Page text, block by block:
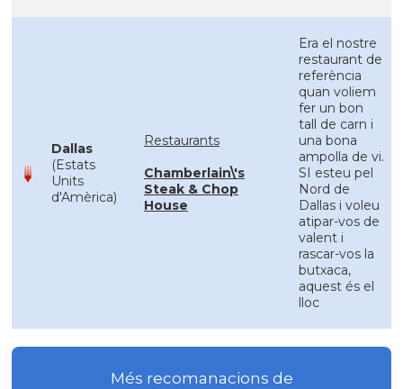
Dallas
(Estats
Units
d'Amèrica)
Restaurants
Chamberlain\'s
Steak & Chop
House
Era el nostre
restaurant de
referència
quan voliem
fer un bon
tall de carn i
una bona
ampolla de vi.
SI esteu pel
Nord de
Dallas i voleu
atipar-vos de
valent i
rascar-vos la
butxaca,
aquest és el
lloc
Més recomanacions de